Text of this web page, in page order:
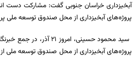
آبخیزداری خراسان جنوبی گفت: مشارکت دست
پروژه‌های آبخیزداری از محل صندوق توسعه ملی
سید محمود حسینی، امروز 21